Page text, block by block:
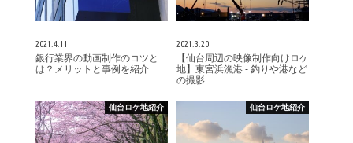
2021.4.11
銀行業界の動画制作のコツと
は？メリットと事例を紹介
2021.3.20
【仙台周辺の映像制作向けロケ
地】東宮浜漁港 - 釣りや港など
の撮影
仙台ロケ地紹介 仙台ロケ地紹介